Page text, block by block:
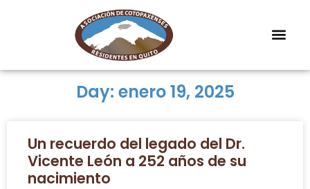
Day: enero 19, 2025
Un recuerdo del legado del Dr.
Vicente León a 252 años de su
nacimiento